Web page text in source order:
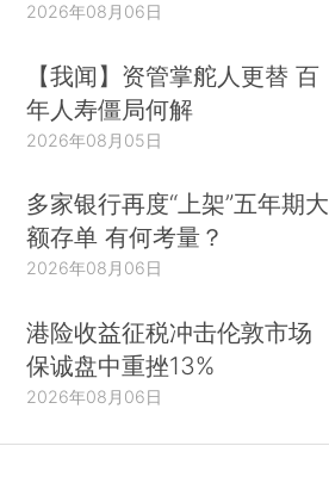
2026年08月06日
【我闻】资管掌舵人更替 百
年人寿僵局何解
2026年08月05日
多家银行再度“上架”五年期大
额存单 有何考量？
2026年08月06日
港险收益征税冲击伦敦市场
保诚盘中重挫13%
2026年08月06日